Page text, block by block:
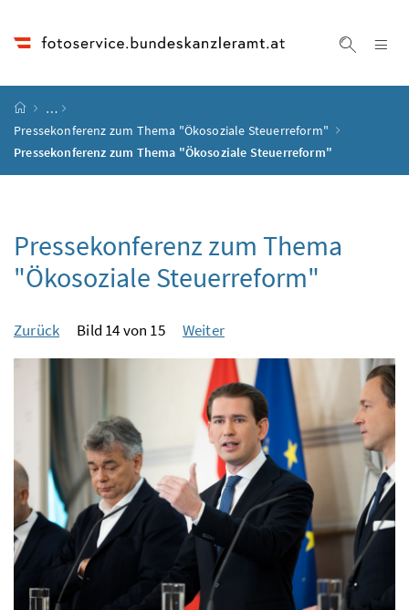
Startseite
…
Pressekonferenz zum Thema "Ökosoziale Steuerreform"
Pressekonferenz zum Thema "Ökosoziale Steuerreform"
Pressekonferenz zum Thema
"Ökosoziale Steuerreform"
Zurück Bild 14 von 15 Weiter